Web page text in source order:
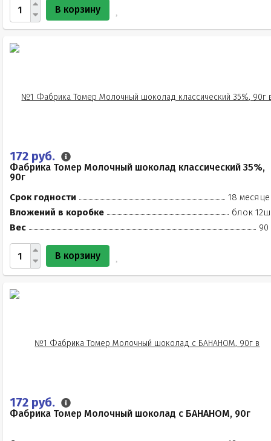
В корзину
172 руб.
Фабрика Томер Молочный шоколад классический 35%,
90г
Срок годности
18
Вложений в коробке
блок
Вес
90
В корзину
172 руб.
Фабрика Томер Молочный шоколад с БАНАНОМ, 90г